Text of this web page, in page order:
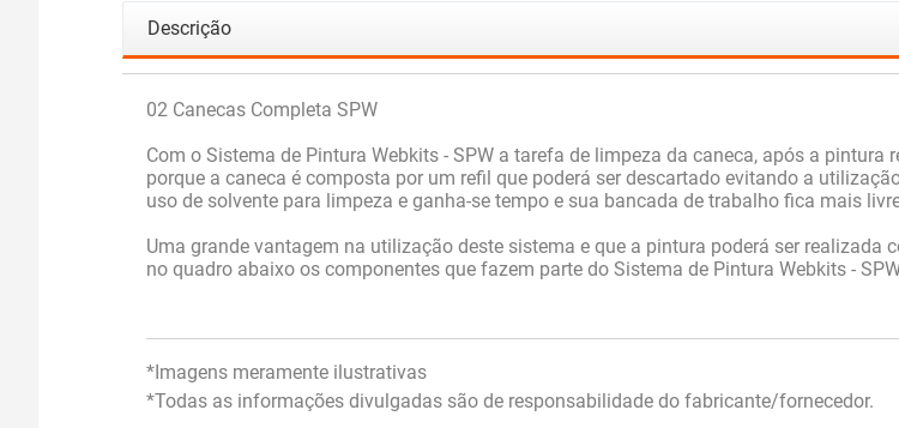
Descrição
02 Canecas Completa SPW
Com o Sistema de Pintura Webkits - SPW a tarefa de limpeza da caneca, após a
porque a caneca é composta por um refil que poderá ser descartado evitando a
uso de solvente para limpeza e ganha-se tempo e sua bancada de trabalho fica mais
Uma grande vantagem na utilização deste sistema e que a pintura poderá ser realizada
no quadro abaixo os componentes que fazem parte do Sistema de Pintura Webkits -
*Imagens meramente ilustrativas
*Todas as informações divulgadas são de responsabilidade do fabricante/fornecedor.